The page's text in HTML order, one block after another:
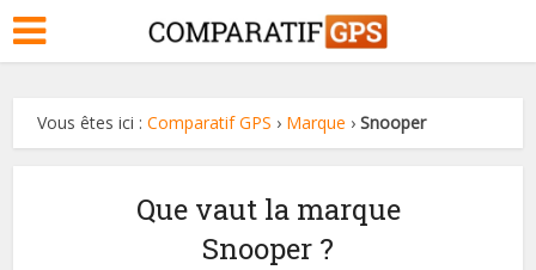
Vous êtes ici :Comparatif GPS › Marque ›Snooper
Que vaut la marque
Snooper ?